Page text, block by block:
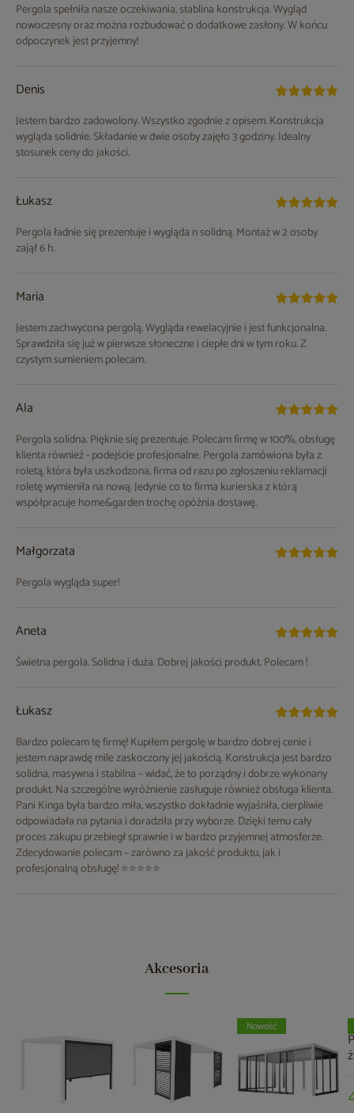
Pergola spełniła nasze oczekiwania, stablina konstrukcja. Wygląd
nowoczesny oraz można rozbudować o dodatkowe zasłony. W końcu
odpoczynek jest przyjemny!
Denis
Jestem bardzo zadowolony. Wszystko zgodnie z opisem. Konstrukcja
wygląda solidnie. Składanie w dwie osoby zajęło 3 godziny. Idealny
stosunek ceny do jakości.
Łukasz
Pergola ładnie się prezentuje i wygląda n solidną. Montaż w 2 osoby
zajął 6 h.
Maria
Jestem zachwycona pergolą. Wygląda rewelacyjnie i jest funkcjonalna.
Sprawdziła się już w pierwsze słoneczne i ciepłe dni w tym roku. Z
czystym sumieniem polecam.
Ala
Pergola solidna. Pięknie się prezentuje. Polecam firmę w 100%, obsługę
klienta również - podejście profesjonalne. Pergola zamówiona była z
roletą, która była uszkodzona, firma od razu po zgłoszeniu reklamacji
roletę wymieniła na nową. Jedynie co to firma kurierska z którą
współpracuje home&garden trochę opóźnia dostawę.
Małgorzata
Pergola wygląda super!
Aneta
Świetna pergola. Solidna i duża. Dobrej jakości produkt. Polecam !
Łukasz
Bardzo polecam tę firmę! Kupiłem pergolę w bardzo dobrej cenie i
jestem naprawdę mile zaskoczony jej jakością. Konstrukcja jest bardzo
solidna, masywna i stabilna – widać, że to porządny i dobrze wykonany
produkt. Na szczególne wyróżnienie zasługuje również obsługa klienta.
Pani Kinga była bardzo miła, wszystko dokładnie wyjaśniła, cierpliwie
odpowiadała na pytania i doradziła przy wyborze. Dzięki temu cały
proces zakupu przebiegł sprawnie i w bardzo przyjemnej atmosferze.
Zdecydowanie polecam – zarówno za jakość produktu, jak i
profesjonalną obsługę! ⭐⭐⭐⭐⭐
Akcesoria
Nowość